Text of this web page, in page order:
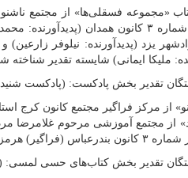
«مجموعه فسقلی‌ها» از مجتمع
کمانگیر» از مرکز شماره ۳ کانون
ملیکا ایمانی) شایسته تقدیر شناخته
تقدیر بخش پادکست: (پادکست
از مرکز فراگیر مجتمع کانون کرج
از مجتمع آموزشی مرحوم غلامرضا
به عنوان برگزیده معرفی شدند.
تقدیر بخش کتاب‌های حسی